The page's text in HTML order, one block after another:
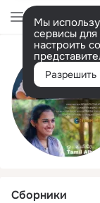
Мы
сервисы для
настроить
Разрешить
Сборники